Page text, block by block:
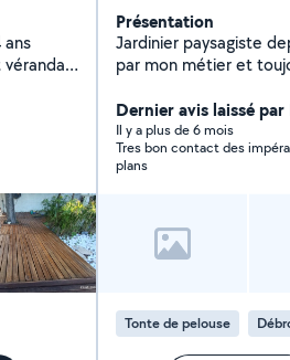
Présentation
Jardinier paysagiste
par mon métier et
de travaux de jardin: -
haies, désherbage,
aménagement
élagage, plantations,
petits bricolage et
minutieux, je mets
conseil, je me déplace
Dernier avis laissé
Il y a plus de 6 mois
Tres bon contact des
plans
Tonte de pelouse